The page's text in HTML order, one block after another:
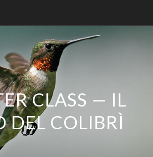
CLASS — IL
DEL COLIBRÌ